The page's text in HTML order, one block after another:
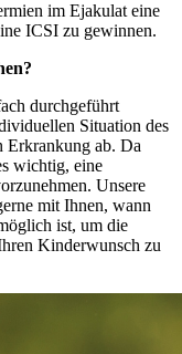
im Ejakulat eine
ICSI zu gewinnen.
durchgeführt
Situation des
Erkrankung ab. Da
wichtig, eine
Unsere
mit Ihnen, wann
ist, um die
Kinderwunsch zu